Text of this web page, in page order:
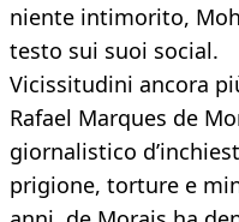
niente intimorito,
testo sui suoi social.
Vicissitudini ancora
Rafael Marques de
giornalistico
prigione, torture e